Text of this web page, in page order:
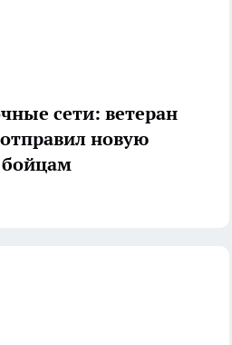
сети: ветеран
новую